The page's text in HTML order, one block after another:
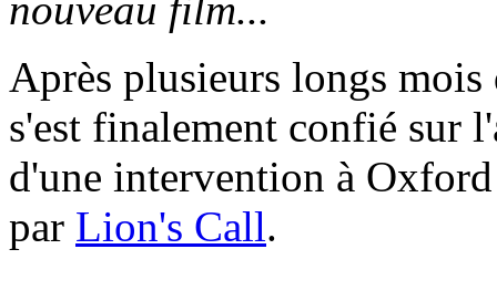
nouveau film...
Après plusieurs longs mois
s'est finalement confié sur
d'une intervention à
par Lion's Call.